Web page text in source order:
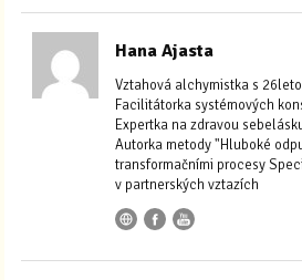
Hana Ajasta
Vztahová alchymistka s
Facilitátorka systémových
Expertka na zdravou
Autorka metody "Hluboké
transformačními procesy
v partnerských vztazích